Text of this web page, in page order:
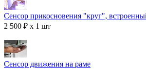
Сенсор прикосновения "круг",
2 500 ₽ x 1 шт
Сенсор движения на раме